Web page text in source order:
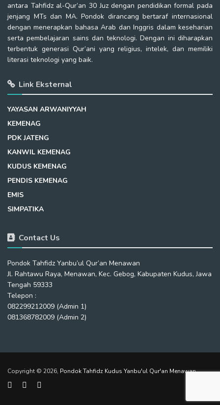
antara Tahfidz al-Qur’an 30 Juz dengan pendidikan formal pada
jenjang MTs dan MA. Pondok dirancang bertaraf internasional
dengan menerapkan bahasa Arab dan Inggris dalam keseharian
serta pembelajaran sains dan teknologi. Dengan ini diharapkan
terbentuk generasi Qur’ani yang religius, intelek, dan memiliki
literasi teknologi yang baik.
Link Eksternal
YAYASAN ARWANIYYAH
KEMENAG
PDK JATENG
KANWIL KEMENAG
KUDUS KEMENAG
PENDIS KEMENAG
EMIS
SIMPATIKA
Contact Us
Pondok Tahfidz Yanbu’ul Qur’an Menawan
Jl. Rahtawu Raya, Menawan, Kec. Gebog, Kabupaten Kudus, Jawa
Tengah 59333
Telepon :
082299212009 (Admin 1)
081368782009 (Admin 2)
Copyright © 2026, Pondok Tahfidz Kudus Yanbu'ul Qur'an Menawan